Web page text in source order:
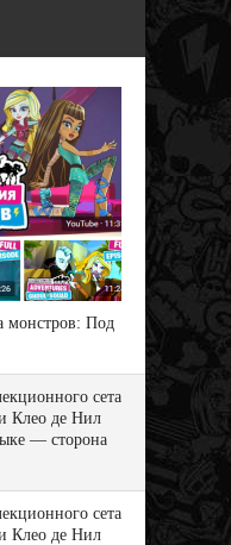
монстров: Под
сета
Клео де Нил
— сторона
сета
Клео де Нил